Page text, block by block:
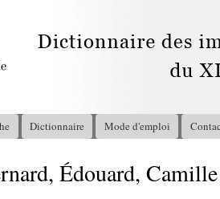
Dictionnaire Mode d'emploi
Édouard, Camille